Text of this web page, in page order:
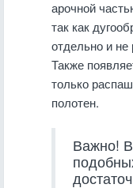
арочной
так как
отдельно и не
Также
только
полотен.
Важно!